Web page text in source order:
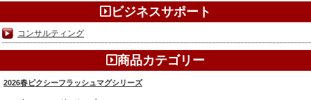
ビジネスサポート
コンサルティング
商品カテゴリー
2026春ピクシーフラッシュマグシリーズ